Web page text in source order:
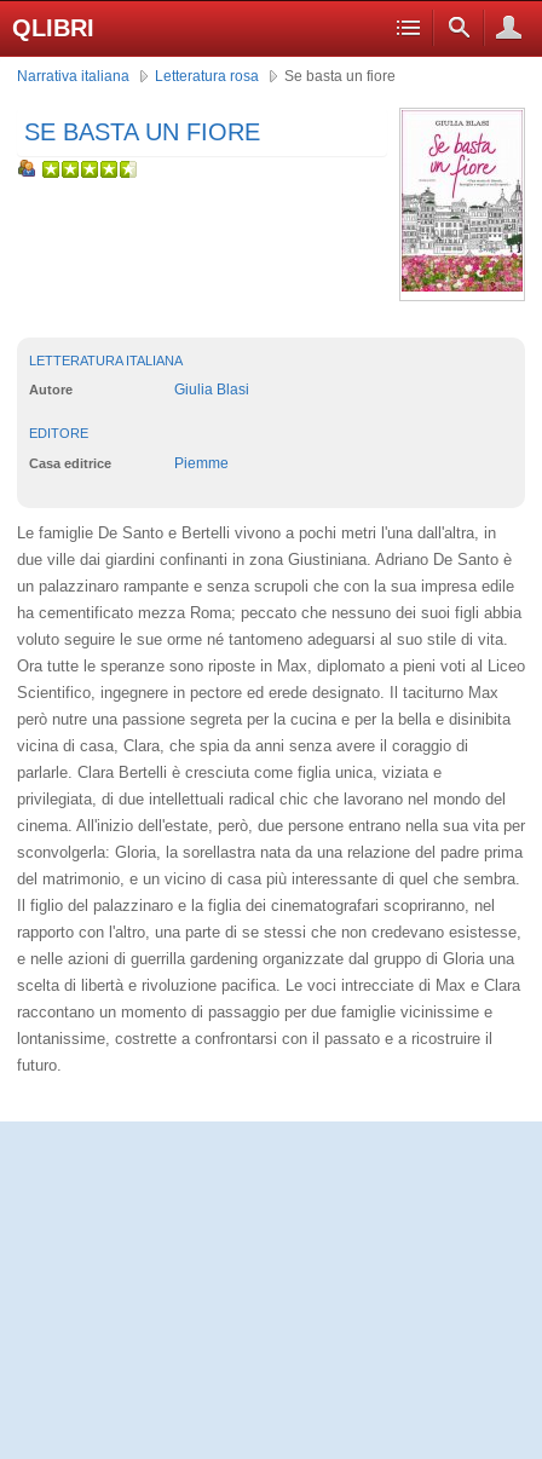
QLIBRI
Narrativa italiana Letteratura rosa Se basta un fiore
SE BASTA UN FIORE
LETTERATURA ITALIANA
Autore Giulia Blasi
EDITORE
Casa editrice Piemme
Le famiglie De Santo e Bertelli vivono a pochi metri l'una dall'altra, in
due ville dai giardini confinanti in zona Giustiniana. Adriano De Santo è
un palazzinaro rampante e senza scrupoli che con la sua impresa edile
ha cementificato mezza Roma; peccato che nessuno dei suoi figli abbia
voluto seguire le sue orme né tantomeno adeguarsi al suo stile di vita.
Ora tutte le speranze sono riposte in Max, diplomato a pieni voti al Liceo
Scientifico, ingegnere in pectore ed erede designato. Il taciturno Max
però nutre una passione segreta per la cucina e per la bella e disinibita
vicina di casa, Clara, che spia da anni senza avere il coraggio di
parlarle. Clara Bertelli è cresciuta come figlia unica, viziata e
privilegiata, di due intellettuali radical chic che lavorano nel mondo del
cinema. All'inizio dell'estate, però, due persone entrano nella sua vita per
sconvolgerla: Gloria, la sorellastra nata da una relazione del padre prima
del matrimonio, e un vicino di casa più interessante di quel che sembra.
Il figlio del palazzinaro e la figlia dei cinematografari scopriranno, nel
rapporto con l'altro, una parte di se stessi che non credevano esistesse,
e nelle azioni di guerrilla gardening organizzate dal gruppo di Gloria una
scelta di libertà e rivoluzione pacifica. Le voci intrecciate di Max e Clara
raccontano un momento di passaggio per due famiglie vicinissime e
lontanissime, costrette a confrontarsi con il passato e a ricostruire il
futuro.